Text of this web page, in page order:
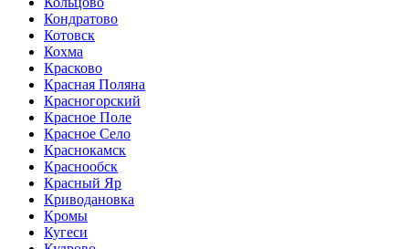
Кондратово
Котовск
Кохма
Красково
Красная Поляна
Красногорский
Красное Поле
Красное Село
Краснокамск
Краснообск
Красный Яр
Криводановка
Кромы
Кугеси